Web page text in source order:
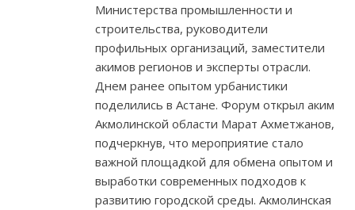
Министерства промышленности и
строительства, руководители
профильных организаций, заместители
акимов регионов и эксперты отрасли.
Днем ранее опытом урбанистики
поделились в Астане. Форум открыл аким
Акмолинской области Марат Ахметжанов,
подчеркнув, что мероприятие стало
важной площадкой для обмена опытом и
выработки современных подходов к
развитию городской среды. Акмолинская